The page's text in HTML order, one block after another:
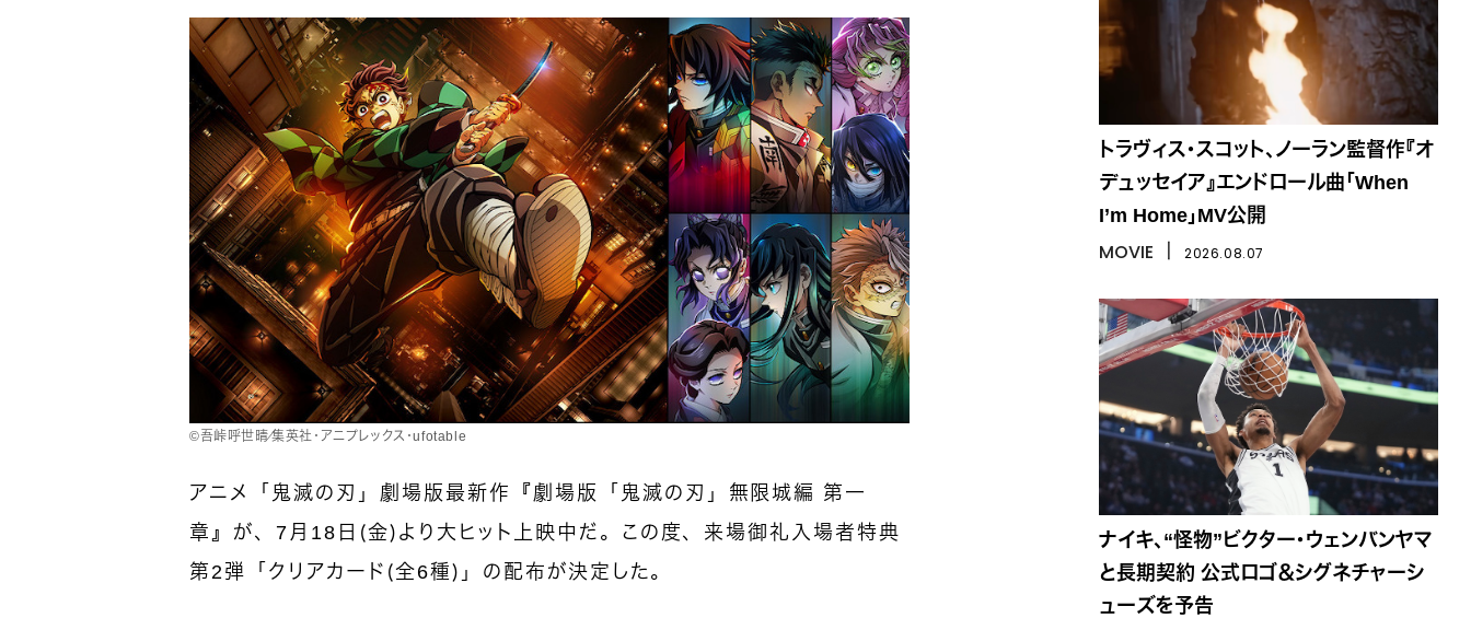
©︎吾峠呼世晴／集英社・アニプレックス・ufotable
アニメ「鬼滅の刃」劇場版最新作『劇場版「鬼滅の刃」無限城編 第一
章』が、7月18日（金）より大ヒット上映中だ。この度、来場御礼入場者特典
第2弾「クリアカード（全6種）」の配布が決定した。
トラヴィス・スコット、ノーラン監督作『オ
デュッセイア』エンドロール曲「When
I’m Home」MV公開
MOVIE 2026.08.07
ナイキ、“怪物”ビクター・ウェンバンヤマ
と長期契約 公式ロゴ＆シグネチャーシ
ューズを予告